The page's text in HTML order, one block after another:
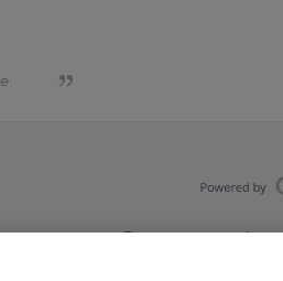
Forumvoorwaarden